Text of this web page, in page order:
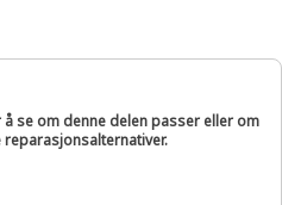
se om denne delen passer eller om